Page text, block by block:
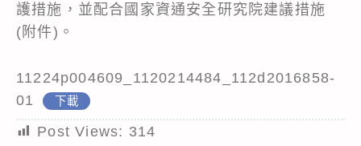
護措施，並配合國家資通安全研究院建議措施
(附件)。
11224p004609_1120214484_112d2016858-
01
下載
Post Views: 314